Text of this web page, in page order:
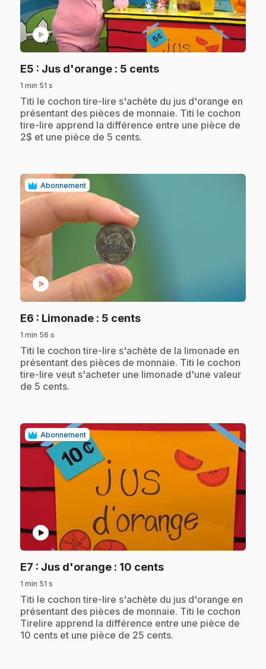
play_circle
E5 : Jus d'orange : 5 cents.
1 min 51 s
.Titi le cochon tire-lire s'achète du jus d'orange en
présentant des pièces de monnaie. Titi le cochon
tire-lire apprend la différence entre une pièce de
2$ et une pièce de 5 cents.
Abonnement
play_circle
E6 : Limonade : 5 cents.
1 min 56 s
.Titi le cochon tire-lire s'achète de la limonade en
présentant des pièces de monnaie. Titi le cochon
tire-lire veut s'acheter une limonade d'une valeur
de 5 cents.
Abonnement
play_circle
E7 : Jus d'orange : 10 cents.
1 min 51 s
.Titi le cochon tire-lire s'achète du jus d'orange en
présentant des pièces de monnaie. Titi le cochon
Tirelire apprend la différence entre une pièce de
10 cents et une pièce de 25 cents.